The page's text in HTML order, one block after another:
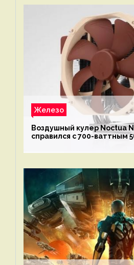
Железо
Воздушный кулер Noctua
справился с 700-ваттным